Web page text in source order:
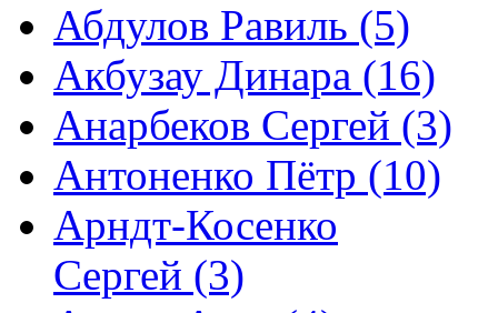
Абдулов Равиль (5)
Акбузау Динара (16)
Анарбеков Сергей (3)
Антоненко Пётр (10)
Арндт-Косенко
Сергей (3)